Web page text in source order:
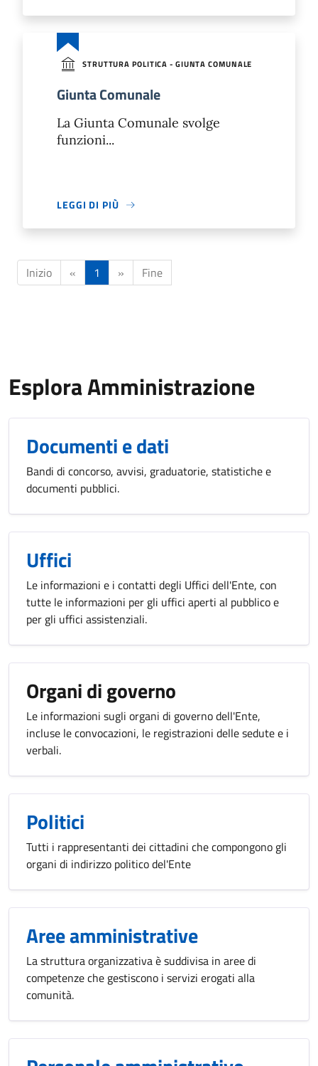
STRUTTURA POLITICA - GIUNTA COMUNALE
Giunta Comunale
La Giunta Comunale svolge
funzioni...
LEGGI DI PIÙ
Inizio « 1 » Fine
Esplora Amministrazione
Documenti e dati
Bandi di concorso, avvisi, graduatorie, statistiche e
documenti pubblici.
Uffici
Le informazioni e i contatti degli Uffici dell'Ente, con
tutte le informazioni per gli uffici aperti al pubblico e
per gli uffici assistenziali.
Organi di governo
Le informazioni sugli organi di governo dell'Ente,
incluse le convocazioni, le registrazioni delle sedute e i
verbali.
Politici
Tutti i rappresentanti dei cittadini che compongono gli
organi di indirizzo politico del'Ente
Aree amministrative
La struttura organizzativa è suddivisa in aree di
competenze che gestiscono i servizi erogati alla
comunità.